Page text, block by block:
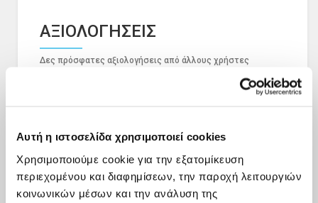
Αυτή η ιστοσελίδα χρησιμοποιεί cookies
Χρησιμοποιούμε cookie για την εξατομίκευση
περιεχομένου και διαφημίσεων, την παροχή λειτουργιών
κοινωνικών μέσων και την ανάλυση της
ΑΞΙΟΛΟΓΗΣΕΙΣ
Δες πρόσφατες αξιολογήσεις από άλλους χρήστες